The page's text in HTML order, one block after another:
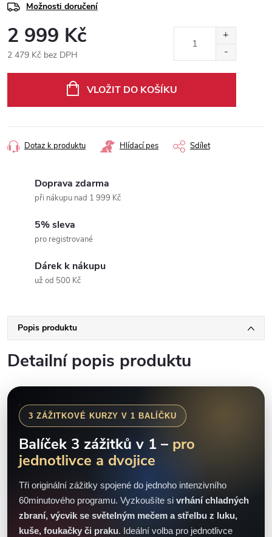
Možnosti doručení
2 999 Kč
2 479 Kč bez DPH
VLOŽIT DO KOŠÍKU
Dotaz k produktu Hlídací pes Sdílet
Doprava zdarma
při nákupu nad 1 999 Kč
5% sleva
pro registrované
Dárek k nákupu
už od 500 Kč
Popis produktu
Detailní popis produktu
3 ZÁŽITKOVÉ KURZY V 1 BALÍČKU
Balíček 3 zážitků v 1 – pro
jednotlivce a dvojice
Tři originální zážitky spojené do jednoho intenzivního
60minutového programu. Vyzkoušíte si vrhání chladných
zbraní, výcvik se světelným mečem a střelbu z luku,
kuše, foukačky či praku. Ideální volba pro jednotlivce